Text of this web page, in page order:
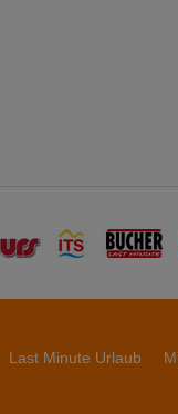
Last Minute Urlaub